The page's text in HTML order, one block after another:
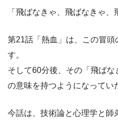
「飛ばなきゃ、飛ばなきゃ
第21話「熱血」は、この冒頭
す。
そして60分後、その「飛ばな
の意味を持つようになってい
今話は、技術論と心理学と師